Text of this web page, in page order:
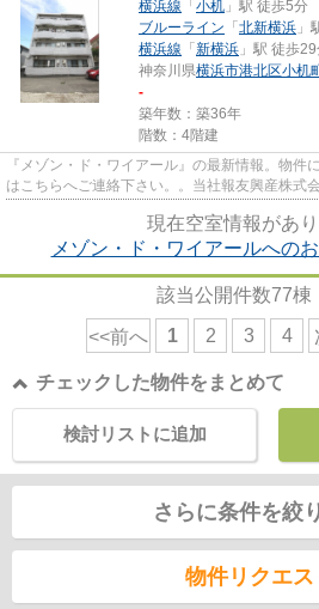
横浜線 「 小机 」駅 徒歩5分
ブルーライン 「 北新横浜 」
横浜線 「 新横浜 」駅 徒歩
神奈川県横浜市港北区小机
-
築年数：築36年
階数：4階建
『メゾン・ド・ワイアール』の最新情報。物件
はこちらへご連絡下さい。。当社報友興産株式
現在空室情報があり
メゾン・ド・ワイアールへの
該当公開件数77棟
<<前へ 1 2 3 4
チェックした物件をまとめて
検討リストに追加
さらに条件を絞
物件リクエス